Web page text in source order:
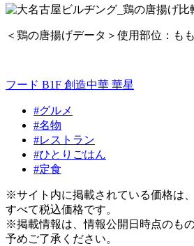
＜鶏の唐揚げデータ＞使用部位：も
フード B1F 創造中華 華星
#グルメ
#名物
#レストラン
#ひとりごはん
#定食
※サイト内に掲載されている価格は、
すべて税込価格です。
※掲載情報は、情報公開日時点のもの
予めご了承ください。